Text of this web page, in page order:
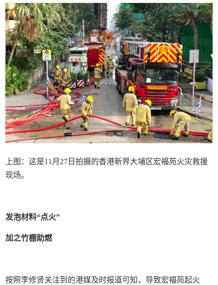
上图：这是11月27日拍摄的香港新界大埔区宏福苑火灾救援
现场。
发泡材料“点火”
加之竹棚助燃
按照李修贤关注到的港媒及时报道可知，导致宏福苑起火